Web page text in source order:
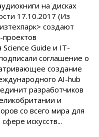
на дисках
17.10.2017 (Из
создают
Guide и IT-
соглашение о
создание
AI-hub
разработчиков
и
со всего мира для
искусств...